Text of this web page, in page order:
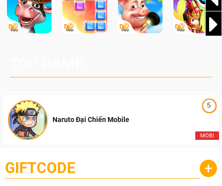
5
MOBI
Naruto Đại Chiến Mobile
GIFTCODE +